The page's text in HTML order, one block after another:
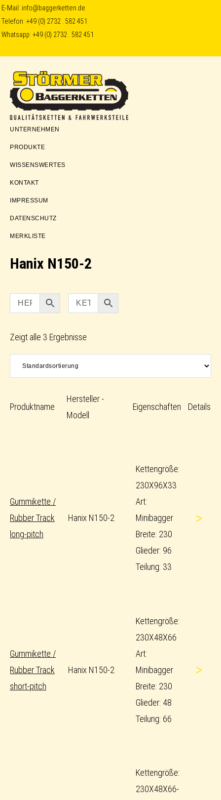
Skip
to
primary
navigation
Skip
to
content
Skip
to
E-Mail: info@baggerketten.de
Telefon:+49 (0) 2732 . 582 451
Whatsapp:+49 (0) 2732 . 582 451
Störmer
UNTERNEHMEN
PRODUKTE
WISSENSWERTES
KONTAKT
IMPRESSUM
DATENSCHUTZ
MERKLISTE
Hanix N150-2
Zeigt alle 3 Ergebnisse
Produktname
Hersteller -
Modell
Eigenschaften Details
Gummikette /
Rubber Track
long-pitch
Hanix N150-2
Kettengröße:
230X96X33
Art:
Minibagger
Breite: 230
Glieder: 96
Teilung: 33
>
Gummikette /
Rubber Track
short-pitch
Hanix N150-2
Kettengröße:
230X48X66
Art:
Minibagger
Breite: 230
Glieder: 48
Teilung: 66
>
Kettengröße:
230X48X66-